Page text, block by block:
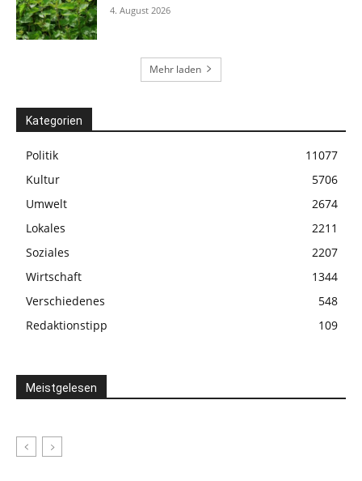
4. August 2026
Mehr laden
Kategorien
Politik
11077
Kultur
5706
Umwelt
2674
Lokales
2211
Soziales
2207
Wirtschaft
1344
Verschiedenes
548
Redaktionstipp
109
Meistgelesen